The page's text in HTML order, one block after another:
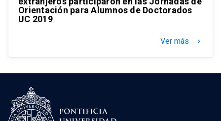
Orientación para Alumnos de Doctorados
UC 2019
Ver más keyboard_arrow_right